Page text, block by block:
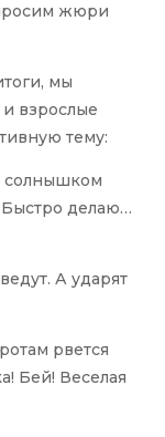
жюри
мы
взрослые
тему:
солнышком
Быстро делаю…
А ударят
рвется
Бей! Веселая